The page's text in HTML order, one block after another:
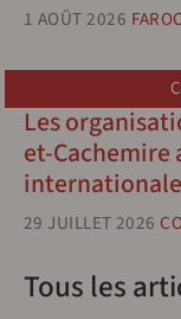
1 AOÛT 2026
Les
et-
internationale
29 JUILLET 2026
Tous les